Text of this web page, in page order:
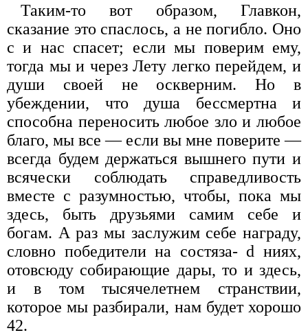
Таким-то вот образом, Главкон,
сказание это спаслось, а не погибло. Оно
с и нас спасет; если мы поверим ему,
тогда мы и через Лету легко перейдем, и
души своей не оскверним. Но в
убеждении, что душа бессмертна и
способна переносить любое зло и любое
благо, мы все — если вы мне поверите —
всегда будем держаться вышнего пути и
всячески соблюдать справедливость
вместе с разумностью, чтобы, пока мы
здесь, быть друзьями самим себе и
богам. А раз мы заслужим себе награду,
словно победители на состяза- d ниях,
отовсюду собирающие дары, то и здесь,
и в том тысячелетнем странствии,
которое мы разбирали, нам будет хорошо
42.